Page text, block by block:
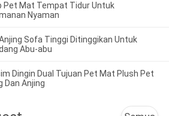
Pet Mat Tempat Tidur Untuk
Nyaman
Sofa Tinggi Ditinggikan Untuk
Abu-abu
Dingin Dual Tujuan Pet Mat Plush Pet
Dan Anjing